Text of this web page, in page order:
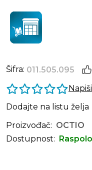
Šifra: 011.505.095
Dodajte na listu želja
Proizvođač: OCTIO
Dostupnost: